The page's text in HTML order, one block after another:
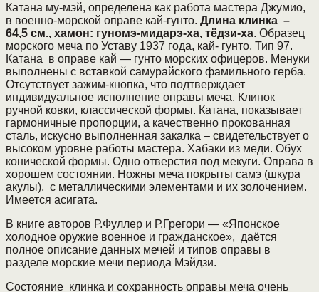
Катана му-мэй, определена как работа мастера Джумио,
в военно-морской оправе кай-гунто. Длина клинка –
64,5 см., хамон: гуномэ-мидарэ-ха, тёдзи-ха. Образец
морского меча по Уставу 1937 года, кай- гунто. Тип 97.
Катана в оправе кай — гунто морских офицеров. Менуки
выполнены с вставкой самурайского фамильного герба.
Отсутствует зажим-кнопка, что подтверждает
индивидуальное исполнение оправы меча. Клинок
ручной ковки, классической формы. Катана, показывает
гармоничные пропорции, а качественно прокованная
сталь, искусно выполненная закалка – свидетельствует о
высоком уровне работы мастера. Хабаки из меди. Обух
конической формы. Одно отверстия под мекуги. Оправа в
хорошем состоянии. Ножны меча покрыты самэ (шкура
акулы), с металлическими элементами и их золочением.
Имеется асигата.
В книге авторов Р.Фуллер и Р.Грегори — «Японское
холодное оружие военное и гражданское», даётся
полное описание данных мечей и типов оправы в
разделе морские мечи периода Мэйдзи.
Состояние клинка и сохранность оправы меча очень